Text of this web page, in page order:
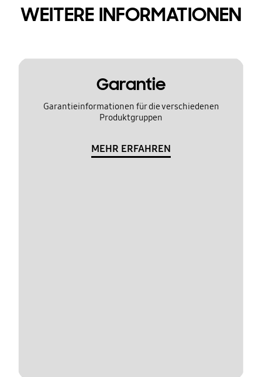
WEITERE INFORMATIONEN
Garantie
Garantieinformationen für die verschiedenen
Produktgruppen
MEHR ERFAHREN